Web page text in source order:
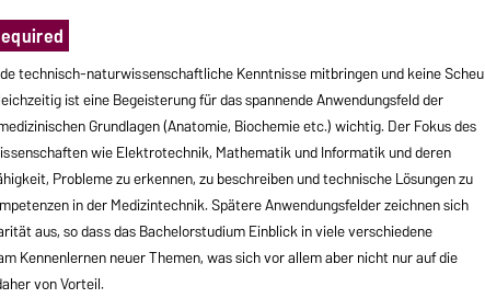
technisch-naturwissenschaftliche Kenntnisse mitbringen und keine Scheu
ist eine Begeisterung für das spannende Anwendungsfeld der
Grundlagen (Anatomie, Biochemie etc.) wichtig. Der Fokus des
wie Elektrotechnik, Mathematik und Informatik und deren
Probleme zu erkennen, zu beschreiben und technische Lösungen zu
in der Medizintechnik. Spätere Anwendungsfelder zeichnen sich
aus, so dass das Bachelorstudium Einblick in viele verschiedene
Kennenlernen neuer Themen, was sich vor allem aber nicht nur auf die
von Vorteil.